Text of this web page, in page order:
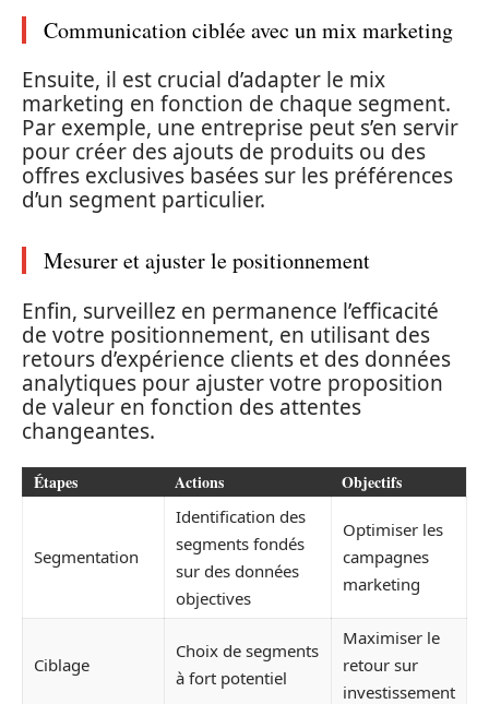
Communication ciblée avec un mix marketing
Ensuite, il est crucial d’adapter le mix
marketing en fonction de chaque segment.
Par exemple, une entreprise peut s’en servir
pour créer des ajouts de produits ou des
offres exclusives basées sur les préférences
d’un segment particulier.
Mesurer et ajuster le positionnement
Enfin, surveillez en permanence l’efficacité
de votre positionnement, en utilisant des
retours d’expérience clients et des données
analytiques pour ajuster votre proposition
de valeur en fonction des attentes
changeantes.
Étapes Actions Objectifs
Segmentation
Identification des
segments fondés
sur des données
objectives
Optimiser les
campagnes
marketing
Ciblage
Choix de segments
à fort potentiel
Maximiser le
retour sur
investissement